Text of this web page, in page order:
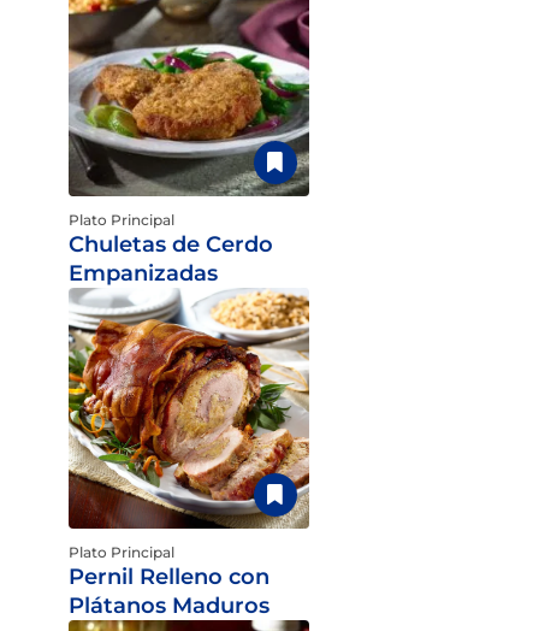
Plato Principal
Chuletas de Cerdo
Empanizadas
Plato Principal
Pernil Relleno con
Plátanos Maduros